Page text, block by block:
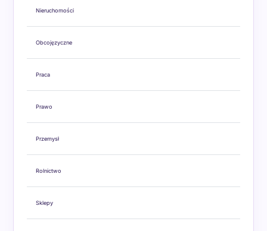
Nieruchomości
Obcojęzyczne
Praca
Prawo
Przemysł
Rolnictwo
Sklepy